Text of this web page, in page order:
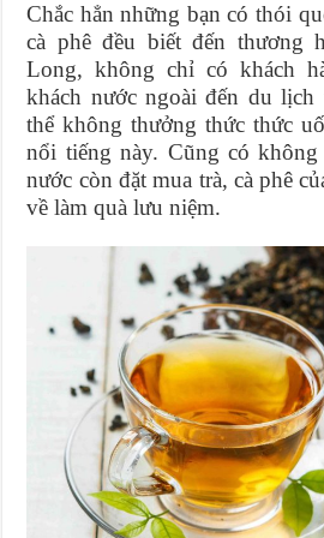
Chắc hẳn những bạn có thói
cà phê đều biết đến thương
Long, không chỉ có khách
khách nước ngoài đến du
thể không thưởng thức thức
nổi tiếng này. Cũng có
nước còn đặt mua trà, cà phê
về làm quà lưu niệm.